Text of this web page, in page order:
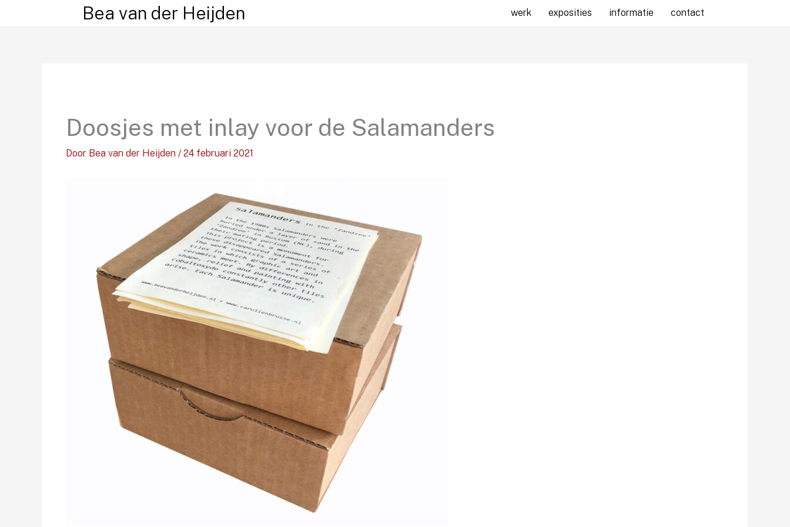
Bea van der Heijden werk exposities informatie contact
Doosjes met inlay voor de Salamanders
Door Bea van der Heijden / 24 februari 2021